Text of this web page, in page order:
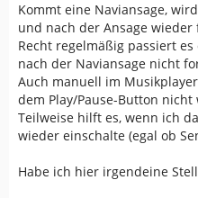
Kommt eine Naviansage,
und nach der Ansage wieder
Recht regelmäßig passiert
nach der Naviansage nicht
Auch manuell im
dem Play/Pause-Button
Teilweise hilft es, wenn ich
wieder einschalte (egal ob
Habe ich hier irgendeine